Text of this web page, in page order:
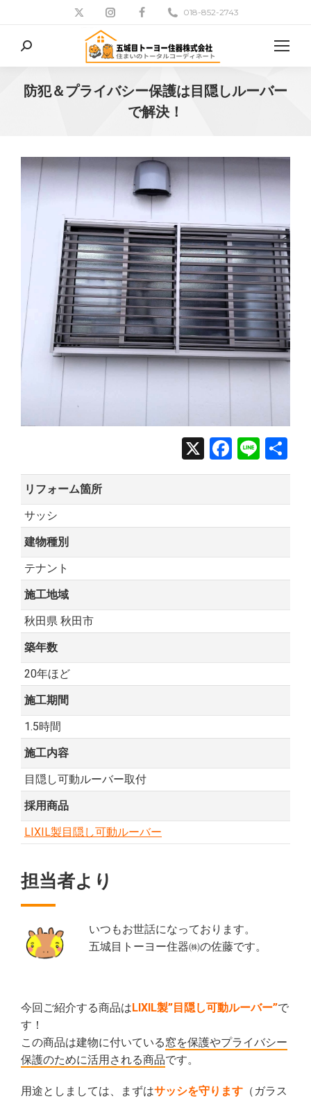
018-852-2743
検
索:
防犯＆プライバシー保護は目隠しルーバー
で解決！
X Line
有
リフォーム箇所
サッシ
建物種別
テナント
施工地域
秋田県 秋田市
築年数
20年ほど
施工期間
1.5時間
施工内容
目隠し可動ルーバー取付
採用商品
LIXIL製目隠し可動ルーバー
担当者より
いつもお世話になっております。
五城目トーヨー住器㈱の佐藤です。
今回ご紹介する商品はLIXIL製”目隠し可動ルーバー”で
す！
この商品は建物に付いている窓を保護やプライバシー
保護のために活用される商品です。
用途としましては、まずはサッシを守ります （ガラス